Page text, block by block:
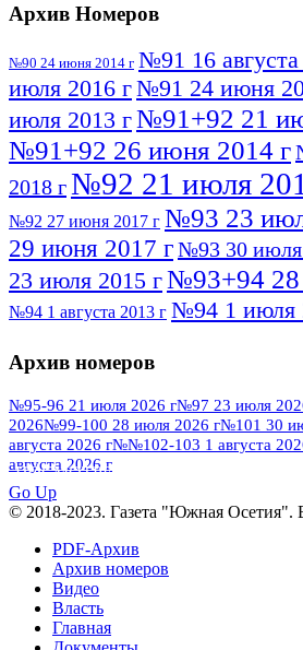
Архив Номеров
№90 24 июня 2014 г №91 16 августа
июля 2016 г№91 24 июня
июля 2013 г№91+92 21
№91+92 26 июня 2014 г
2018 г№92 21 июля
№92 27 июня 2017 г №93 23
29 июня 2017 г№93 30 июля
23 июля 2015 г№93+94 28
№94 1 августа 2013 г №94 1 июля
№95 7 августа 2012 г
№95 28 июля 2016 г
2013 г№96 6 июля 2017 г
2012 г №96 28 июля 2015 г
№96+97 30 июля 2016 г
№97 11
№97 30 июля 2015 г
№98 2 августа 2016 г
августа 2013 г
Архив номеров
№95-96 21 июля 2026 г№97 23 июля
2026№99-100 28 июля 2026 г№101 30
августа 2026 г№№102-103 1 августа
августа 2026 г
ПОСМОТРЕТЬ ВСЕ
Go Up
© 2018-2023. Газета "Южная Осетия".
PDF-Архив
Архив номеров
Видео
Власть
Главная